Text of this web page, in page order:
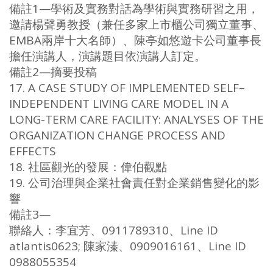
備註1—學術及實務對話為學術與實務研習之用，
邀請楊聲勇教授（兼任多家上市櫃公司獨立董事、
EMBA兩岸十大名師）、陳亭如悠遊卡公司董事長
擔任演講人，演講題目依演講人訂定。
備註2—摘要投稿
17. A CASE STUDY OF IMPLEMENTED SELF–
INDEPENDENT LIVING CARE MODEL IN A
LONG-TERM CARE FACILITY: ANALYSES OF THE
ORGANIZATION CHANGE PROCESS AND
EFFECTS
18. 社區觀光的發展：偉伯觀點
19. 公司治理與企業社會責任對企業銷售變化的影
響
備註3—
聯絡人：李宜芳、0911789310、Line ID
atlantis0623; 陳家溱、0909016161、Line ID
0988055354